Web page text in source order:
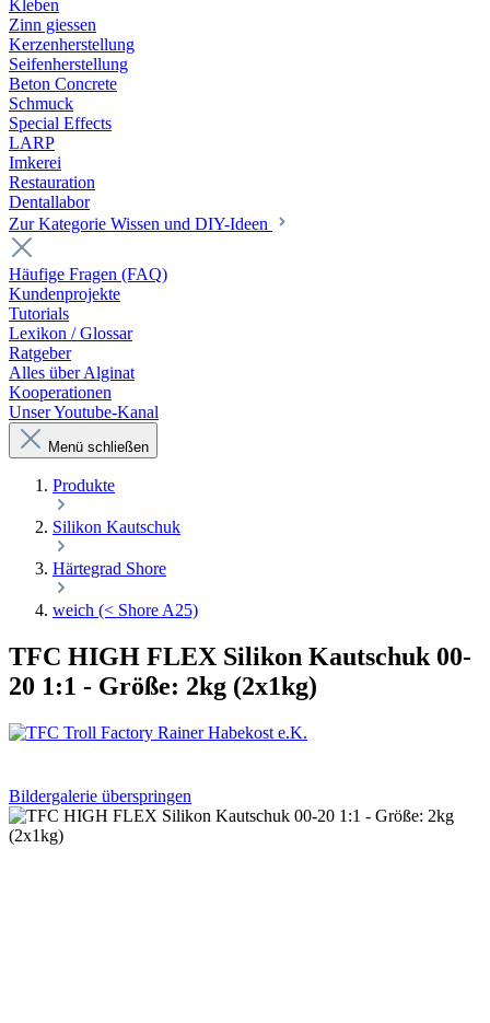
Kleben
Zinn giessen
Kerzenherstellung
Seifenherstellung
Beton Concrete
Schmuck
Special Effects
LARP
Imkerei
Restauration
Dentallabor
Zur Kategorie Wissen und DIY-Ideen
Häufige Fragen (FAQ)
Kundenprojekte
Tutorials
Lexikon / Glossar
Ratgeber
Alles über Alginat
Kooperationen
Unser Youtube-Kanal
Menü schließen
Produkte
Silikon Kautschuk
Härtegrad Shore
weich (< Shore A25)
TFC HIGH FLEX Silikon Kautschuk 00-
20 1:1 - Größe: 2kg (2x1kg)
Bildergalerie überspringen